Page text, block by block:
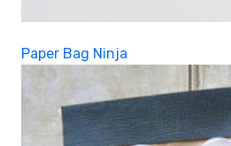
Paper Bag Ninja